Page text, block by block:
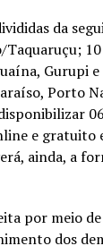
da
10
Gurupi
Porto
e gratuito
ainda, a
por meio
dos